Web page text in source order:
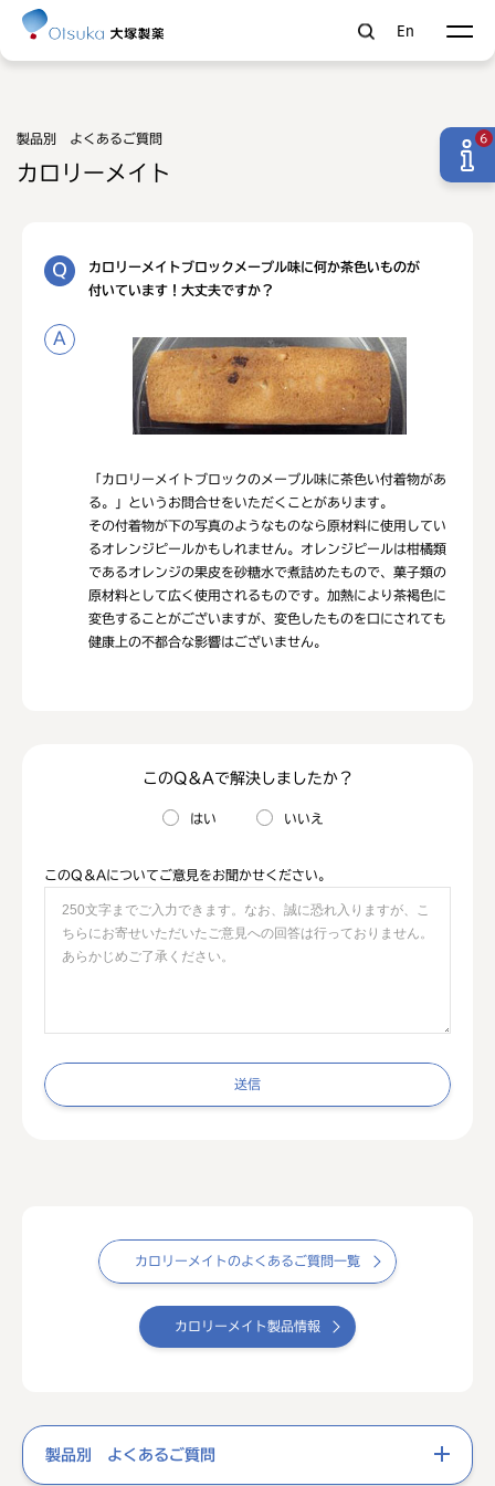
En
製品別 よくあるご質問
カロリーメイト
カロリーメイトブロックメープル味に何か茶色いものが
付いています！大丈夫ですか？
「カロリーメイトブロックのメープル味に茶色い付着物があ
る。」というお問合せをいただくことがあります。
その付着物が下の写真のようなものなら原材料に使用してい
るオレンジピールかもしれません。オレンジピールは柑橘類
であるオレンジの果皮を砂糖水で煮詰めたもので、菓子類の
原材料として広く使用されるものです。加熱により茶褐色に
変色することがございますが、変色したものを口にされても
健康上の不都合な影響はございません。
このQ＆Aで解決しましたか？
はい いいえ
このQ＆Aについてご意見をお聞かせください。
送信
カロリーメイトのよくあるご質問一覧
カロリーメイト製品情報
製品別 よくあるご質問
6